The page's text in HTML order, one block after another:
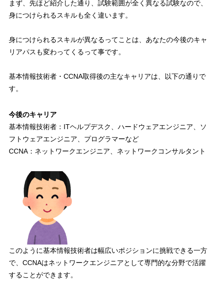
まず、先ほど紹介した通り、 試験範囲が全く異なる試験なので、
身につけられるスキルも全く違います。
身につけられるスキルが異なるってことは、 あなたの今後のキャ
リアパスも変わってくるって事です。
基本情報技術者・CCNA取得後の主なキャリアは、以下の通りで
す。
今後のキャリア
基本情報技術者：ITヘルプデスク、ハードウェアエンジニア、ソ
フトウェアエンジニア、プログラマーなど
CCNA：ネットワークエンジニア、ネットワークコンサルタント
このように基本情報技術者は幅広いポジションに挑戦できる一方
で、CCNAはネットワークエンジニアとして専門的な分野で活躍
することができます。